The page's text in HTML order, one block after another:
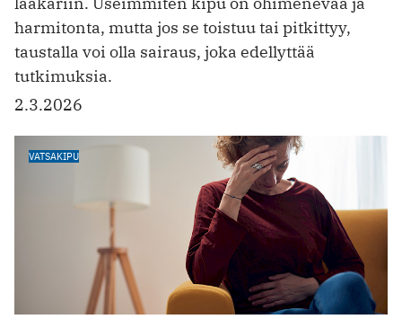
harmitonta, mutta jos se toistuu tai pitkittyy,
taustalla voi olla sairaus, joka edellyttää
tutkimuksia.
2.3.2026
VATSAKIPU